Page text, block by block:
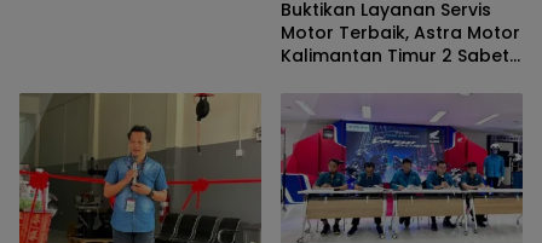
Buktikan Layanan Servis
Motor Terbaik, Astra Motor
Kalimantan Timur 2 Sabet
Technical Skill Contest
2026